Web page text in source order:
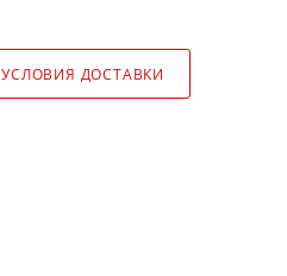
УСЛОВИЯ ДОСТАВКИ